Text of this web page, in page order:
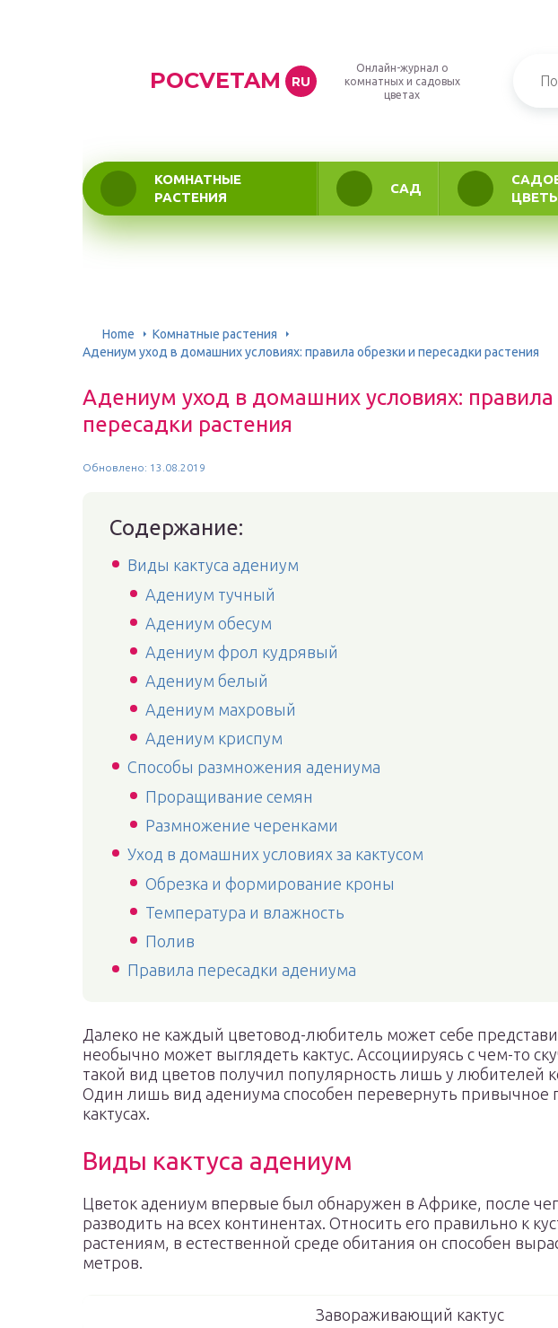
POCVETAM RU
Онлайн-журнал о
комнатных и садовых
цветах
КОМНАТНЫЕ
РАСТЕНИЯ
САД
Home
Комнатные растения
Адениум уход в домашних условиях: правила обрезки и пересадки растения
Адениум уход в домашних условиях: правила
пересадки растения
Обновлено: 13.08.2019
Содержание:
Виды кактуса адениум
Адениум тучный
Адениум обесум
Адениум фрол кудрявый
Адениум белый
Адениум махровый
Адениум криспум
Способы размножения адениума
Проращивание семян
Размножение черенками
Уход в домашних условиях за кактусом
Обрезка и формирование кроны
Температура и влажность
Полив
Правила пересадки адениума
Далеко не каждый цветовод-любитель может себе
необычно может выглядеть кактус. Ассоциируясь с чем-то
такой вид цветов получил популярность лишь у любителей
Один лишь вид адениума способен перевернуть привычное
кактусах.
Виды кактуса адениум
Цветок адениум впервые был обнаружен в Африке, после
разводить на всех континентах. Относить его правильно к
растениям, в естественной среде обитания он способен
метров.
Завораживающий кактус